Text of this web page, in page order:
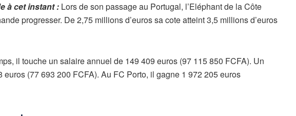
à cet instant : Lors de son passage au Portugal, l’Eléphant de la Côte
progresser. De 2,75 millions d’euros sa cote atteint 3,5 millions d’euros
il touche un salaire annuel de 149 409 euros (97 115 850 FCFA). Un
(77 693 200 FCFA). Au FC Porto, il gagne 1 972 205 euros